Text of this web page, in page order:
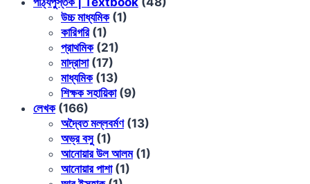
উচ্চ মাধ্যমিক(1)
কারিগরি(1)
প্রাথমিক(21)
মাদ্রাসা(17)
মাধ্যমিক(13)
শিক্ষক সহায়িকা(9)
লেখক(166)
অদ্বৈত মল্লবর্মণ(13)
অভ্র বসু(1)
আনোয়ার উল আলম(1)
আনোয়ার পাশা(1)